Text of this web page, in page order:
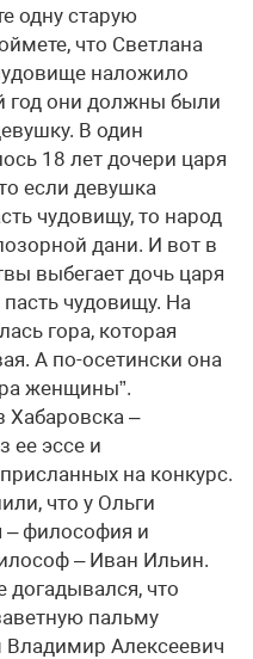
одну старую
что Светлана
наложило
год они должны были
В один
18 лет дочери царя
если девушка
чудовищу, то народ
дани. И вот в
выбегает дочь царя
чудовищу. На
гора, которая
А по-осетински она
женщины”.
Хабаровска –
ее эссе и
на конкурс.
что у Ольги
– философия и
– Иван Ильин.
догадывался, что
пальму
Владимир Алексеевич